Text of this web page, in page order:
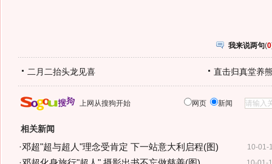
我来说两句(0
二月二抬头龙见喜 直击归真堂养
上网从搜狗开始 网页 新闻
相关新闻
10-01-
·邓超"超与超人"理念受肯定 下一站意大利启程(图)